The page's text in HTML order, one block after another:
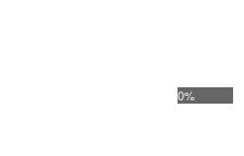
0%